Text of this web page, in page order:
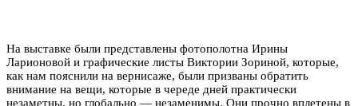
На выставке были представлены фотополотна Ирины
Ларионовой и графические листы Виктории Зориной, которые,
как нам пояснили на вернисаже, были призваны обратить
внимание на вещи, которые в череде дней практически
незаметны, но глобально — незаменимы. Они прочно вплетены в